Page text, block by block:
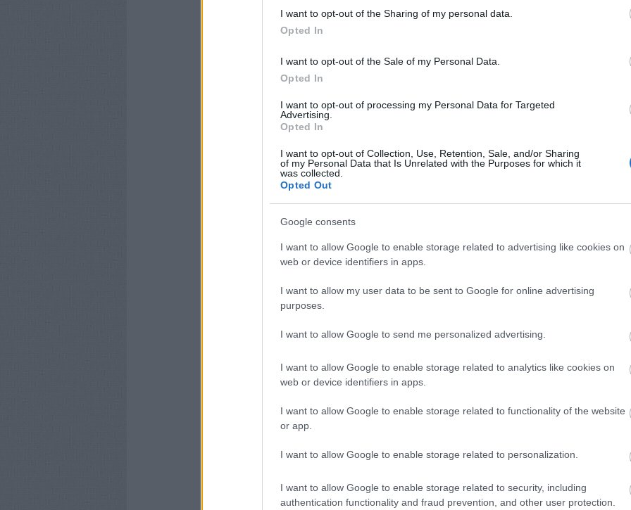
I want to opt-out of the Sharing of my personal data.
Opted In
I want to opt-out of the Sale of my Personal Data.
Opted In
I want to opt-out of processing my Personal Data for Targeted
Advertising.
Opted In
I want to opt-out of Collection, Use, Retention, Sale, and/or Sharing
of my Personal Data that Is Unrelated with the Purposes for which it
was collected.
Opted Out
Google consents
I want to allow Google to enable storage related to advertising like cookies on
web or device identifiers in apps.
I want to allow my user data to be sent to Google for online advertising
purposes.
I want to allow Google to send me personalized advertising.
I want to allow Google to enable storage related to analytics like cookies on
web or device identifiers in apps.
I want to allow Google to enable storage related to functionality of the website
or app.
I want to allow Google to enable storage related to personalization.
I want to allow Google to enable storage related to security, including
authentication functionality and fraud prevention, and other user protection.
a jobb
üzleti
célja,
több
Javított
SEO